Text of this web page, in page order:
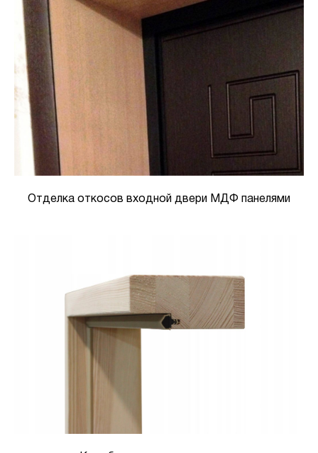
Отделка откосов входной двери МДФ панелями